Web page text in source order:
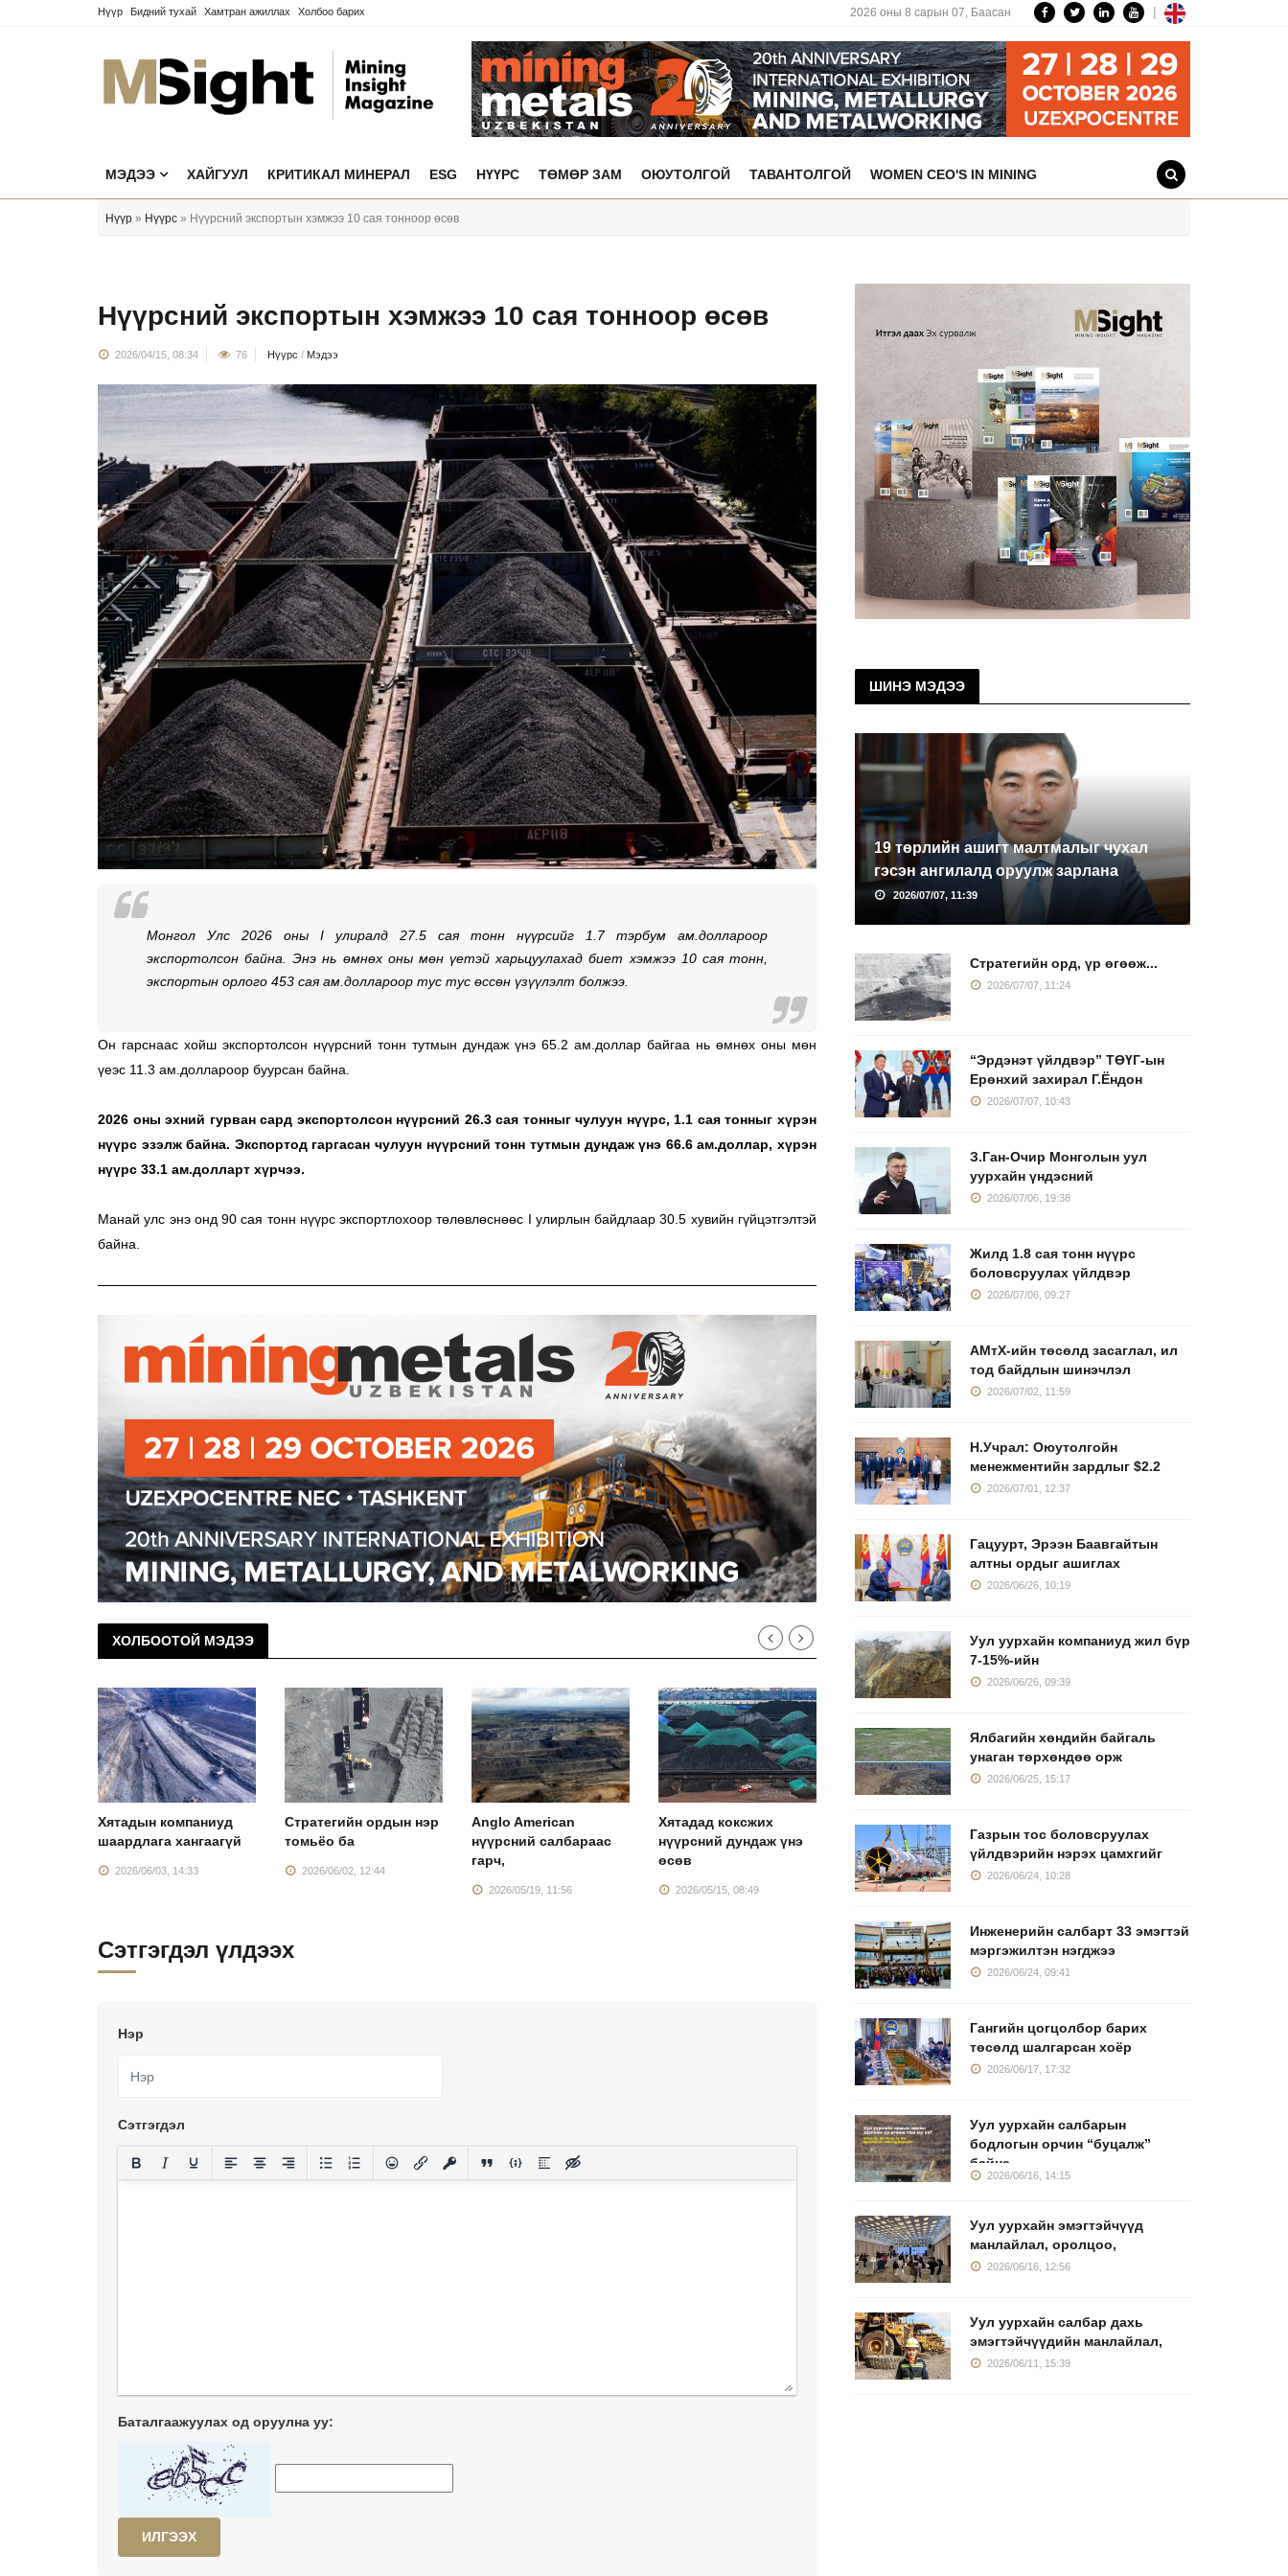
Нүүр Бидний тухай Хамтран ажиллах Холбоо барих 2026 оны 8 сарын 07, Баасан |
МЭДЭЭ ХАЙГУУЛ КРИТИКАЛ МИНЕРАЛ ESG НҮҮРС ТӨМӨР ЗАМ ОЮУТОЛГОЙ ТАВАНТОЛГОЙ WOMEN CEO'S IN MINING
Нүүр » Нүүрс » Нүүрсний экспортын хэмжээ 10 сая тонноор өсөв
Нүүрсний экспортын хэмжээ 10 сая тонноор өсөв
2026/04/15, 08:34 76 Нүүрс / Мэдээ
Монгол Улс 2026 оны I улиралд 27.5 сая тонн нүүрсийг 1.7 тэрбум ам.доллароор
экспортолсон байна. Энэ нь өмнөх оны мөн үетэй харьцуулахад биет хэмжээ 10 сая тонн,
экспортын орлого 453 сая ам.доллароор тус тус өссөн үзүүлэлт болжээ.
Он гарснаас хойш экспортолсон нүүрсний тонн тутмын дундаж үнэ 65.2 ам.доллар байгаа нь өмнөх оны мөн
үеэс 11.3 ам.доллароор буурсан байна.
2026 оны эхний гурван сард экспортолсон нүүрсний 26.3 сая тонныг чулуун нүүрс, 1.1 сая тонныг хүрэн
нүүрс эзэлж байна. Экспортод гаргасан чулуун нүүрсний тонн тутмын дундаж үнэ 66.6 ам.доллар, хүрэн
нүүрс 33.1 ам.долларт хүрчээ.
Манай улс энэ онд 90 сая тонн нүүрс экспортлохоор төлөвлөснөөс I улирлын байдлаар 30.5 хувийн гүйцэтгэлтэй
байна.
ХОЛБООТОЙ МЭДЭЭ
Хятадын компаниуд
шаардлага хангаагүй
2026/06/03, 14:33
Стратегийн ордын нэр
томьёо ба
2026/06/02, 12:44
Anglo American
нүүрсний салбараас
гарч,
2026/05/19, 11:56
Хятадад коксжих
нүүрсний дундаж үнэ
өсөв
2026/05/15, 08:49
Нүүрсний экспортын
хэмжээ 10 сая
2026/04/15, 08:34
нүүрсний хэрэглээ
жил
Сэтгэгдэл үлдээх
Нэр
Сэтгэгдэл
Баталгаажуулах од оруулна уу:
ИЛГЭЭХ
ШИНЭ МЭДЭЭ
19 төрлийн ашигт малтмалыг чухал
гэсэн ангилалд оруулж зарлана
2026/07/07, 11:39
Стратегийн орд, үр өгөөж...
2026/07/07, 11:24
“Эрдэнэт үйлдвэр” ТӨҮГ-ын
Ерөнхий захирал Г.Ёндон
2026/07/07, 10:43
З.Ган-Очир Монголын уул
уурхайн үндэсний
2026/07/06, 19:38
Жилд 1.8 сая тонн нүүрс
боловсруулах үйлдвэр
2026/07/06, 09:27
АМтХ-ийн төсөлд засаглал, ил
тод байдлын шинэчлэл
2026/07/02, 11:59
Н.Учрал: Оюутолгойн
менежментийн зардлыг $2.2
2026/07/01, 12:37
Гацуурт, Эрээн Баавгайтын
алтны ордыг ашиглах
2026/06/26, 10:19
Уул уурхайн компаниуд жил бүр
7-15%-ийн
2026/06/26, 09:39
Ялбагийн хөндийн байгаль
унаган төрхөндөө орж
2026/06/25, 15:17
Газрын тос боловсруулах
үйлдвэрийн нэрэх цамхгийг
2026/06/24, 10:28
Инженерийн салбарт 33 эмэгтэй
мэргэжилтэн нэгджээ
2026/06/24, 09:41
Гангийн цогцолбор барих
төсөлд шалгарсан хоёр
2026/06/17, 17:32
Уул уурхайн салбарын
бодлогын орчин “буцалж”
байна
2026/06/16, 14:15
Уул уурхайн эмэгтэйчүүд
манлайлал, оролцоо,
2026/06/16, 12:56
Уул уурхайн салбар дахь
эмэгтэйчүүдийн манлайлал,
2026/06/11, 15:39